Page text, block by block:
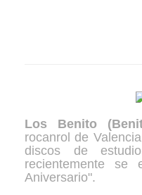
Los Benito
rocanrol de
discos de
recientemente se
Aniversario".